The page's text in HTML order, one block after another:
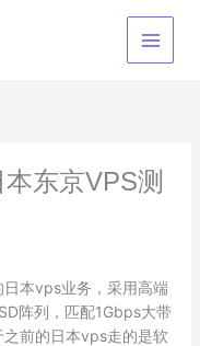
东京VPS测
本vps业务，采用高端
阵列，匹配1Gbps大带
前的日本vps走的是软